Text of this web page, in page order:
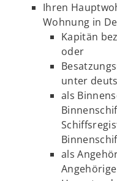
Ihren
Wohnung in
Kapitän
oder
unter
als
als